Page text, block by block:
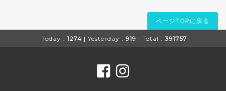
ページTOPに戻る
Today : 1274 | Yesterday : 919 | Total : 391757